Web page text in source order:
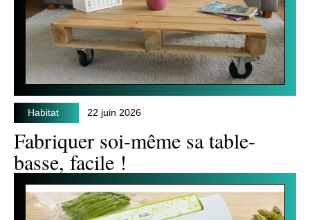
Habitat 22 juin 2026
Fabriquer soi-même sa table-
basse, facile !